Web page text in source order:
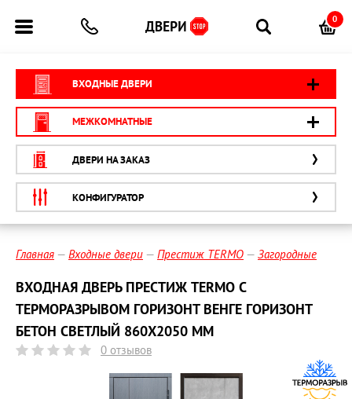
0
ВХОДНЫЕ ДВЕРИ
МЕЖКОМНАТНЫЕ
ДВЕРИ НА ЗАКАЗ
КОНФИГУРАТОР
Главная Входные двери Престиж TERMO Загородные
ВХОДНАЯ ДВЕРЬ ПРЕСТИЖ TERMO С
ТЕРМОРАЗРЫВОМ ГОРИЗОНТ ВЕНГЕ ГОРИЗОНТ
БЕТОН СВЕТЛЫЙ 860X2050 ММ
0 отзывов